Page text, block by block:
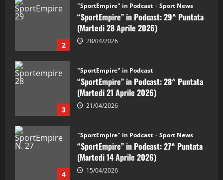
3
"SportEmpire" in Podcast
“SportEmpire” in Podcast: 28^ Puntata
(Martedi 21 Aprile 2026)
21/04/2026
4
"SportEmpire" in Podcast
“SportEmpire” in Podcast: 27^ Puntata
(Martedi 14 Aprile 2026)
15/04/2026
5
"SportEmpire" in Podcast
“SportEmpire” in Podcast: 26^ Puntata
(Martedi 07 Aprile 2026)
08/04/2026